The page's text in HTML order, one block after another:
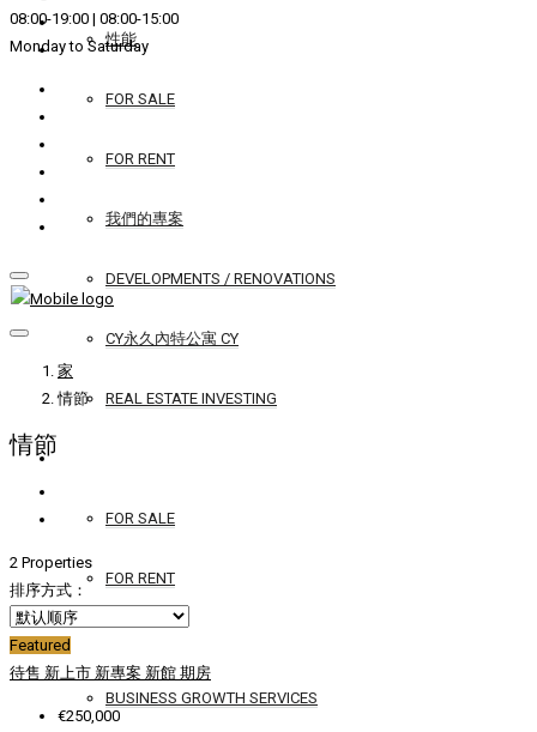
性能
FOR SALE
FOR RENT
我們的專案
DEVELOPMENTS / RENOVATIONS
CY永久內特公寓 CY
REAL ESTATE INVESTING
FOR SALE
FOR RENT
SERVICES
BUSINESS GROWTH SERVICES
08:00-19:00 | 08:00-15:00
Monday to Saturday
家
情節
情節
2 Properties
排序方式：
Featured
待售 新上市 新專案 新館 期房
€250,000